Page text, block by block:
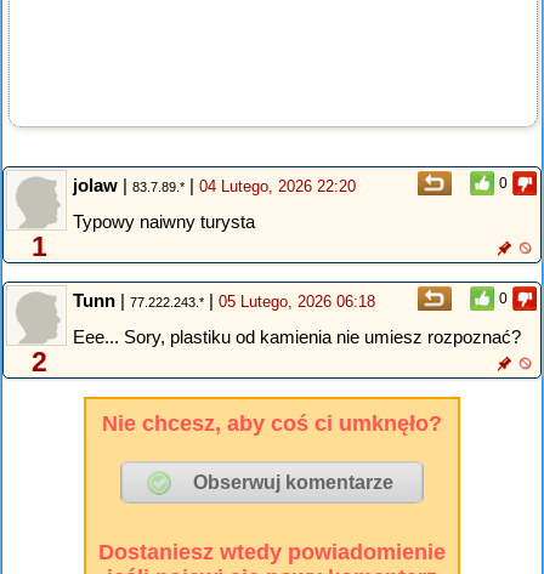
0
1
jolaw | 83.7.89.* | 04 Lutego, 2026 22:20
Typowy naiwny turysta
0
2
Tunn | 77.222.243.* | 05 Lutego, 2026 06:18
Eee... Sory, plastiku od kamienia nie umiesz rozpoznać?
Nie chcesz, aby coś ci umknęło?
Dostaniesz wtedy powiadomienie